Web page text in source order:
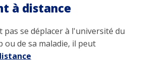
à distance
se déplacer à l'université du
ou de sa maladie, il peut